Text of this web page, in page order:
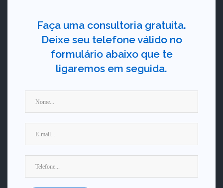
Faça uma consultoria gratuita.
Deixe seu telefone válido no
formulário abaixo que te
ligaremos em seguida.